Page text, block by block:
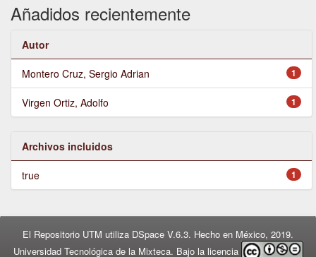
Añadidos recientemente
Autor
1
Montero Cruz, Sergio Adrian
1
Virgen Ortiz, Adolfo
Archivos incluidos
1
true
El Repositorio UTM utiliza DSpace V.6.3. Hecho en México, 2019.
Universidad Tecnológica de la Mixteca. Bajo la licencia